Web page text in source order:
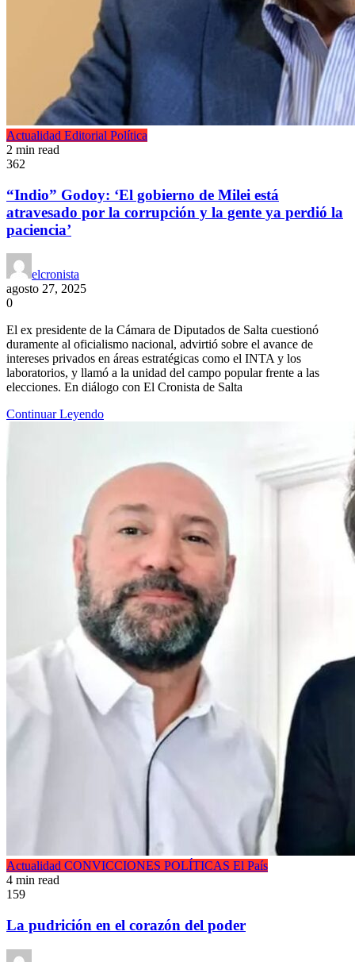
Actualidad Editorial Política
2 min read
362
“Indio” Godoy: ‘El gobierno de Milei está
atravesado por la corrupción y la gente ya perdió la
paciencia’
elcronista
agosto 27, 2025
0
El ex presidente de la Cámara de Diputados de Salta cuestionó
duramente al oficialismo nacional, advirtió sobre el avance de
intereses privados en áreas estratégicas como el INTA y los
laboratorios, y llamó a la unidad del campo popular frente a las
elecciones. En diálogo con El Cronista de Salta
Continuar Leyendo
Actualidad CONVICCIONES POLÍTICAS El País
4 min read
159
La pudrición en el corazón del poder